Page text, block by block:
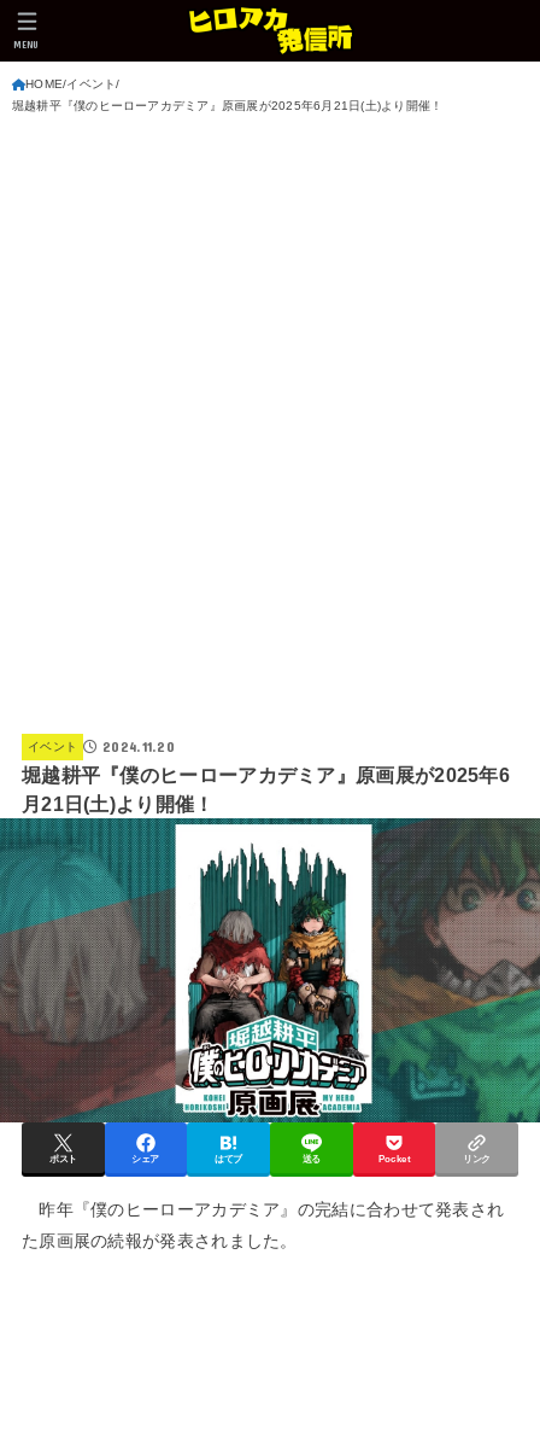
MENU
HOME イベント
堀越耕平『僕のヒーローアカデミア』原画展が2025年6月21日(土)より開催！
イベント 2024.11.20
堀越耕平『僕のヒーローアカデミア』原画展が2025年6
月21日(土)より開催！
ポスト シェア はてブ 送る Pocket リンク
昨年『僕のヒーローアカデミア』の完結に合わせて発表され
た原画展の続報が発表されました。